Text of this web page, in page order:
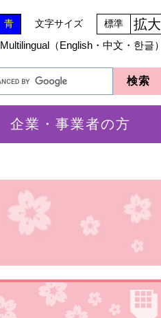
青 文字サイズ 標準 拡大
Multilingual（English・中文・한글）
企業・事業者の方